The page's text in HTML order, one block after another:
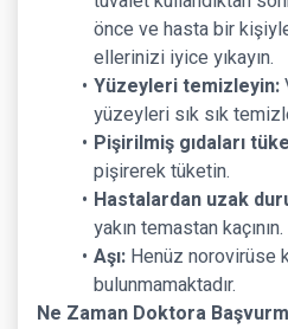
önce ve hasta bir
ellerinizi iyice yıkayın.
Yüzeyleri temizleyin:
yüzeyleri sık sık
Pişirilmiş gıdaları
pişirerek tüketin.
Hastalardan uzak
yakın temastan kaçının.
Aşı:Henüz norovirüse
bulunmamaktadır.
Ne Zaman Doktora